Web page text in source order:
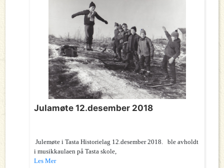
Julamøte 12.desember 2018
Julemøte i Tasta Historielag 12.desember 2018. ble avholdt
i musikkaulaen på Tasta skole,
Les Mer